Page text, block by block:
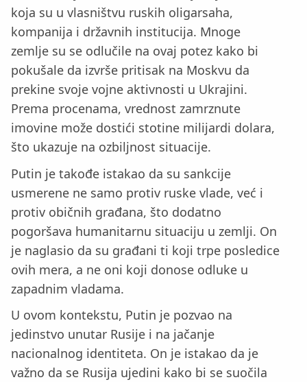
koja su u vlasništvu ruskih oligarsaha,
kompanija i državnih institucija. Mnoge
zemlje su se odlučile na ovaj potez kako bi
pokušale da izvrše pritisak na Moskvu da
prekine svoje vojne aktivnosti u Ukrajini.
Prema procenama, vrednost zamrznute
imovine može dostići stotine milijardi dolara,
što ukazuje na ozbiljnost situacije.
Putin je takođe istakao da su sankcije
usmerene ne samo protiv ruske vlade, već i
protiv običnih građana, što dodatno
pogoršava humanitarnu situaciju u zemlji. On
je naglasio da su građani ti koji trpe posledice
ovih mera, a ne oni koji donose odluke u
zapadnim vladama.
U ovom kontekstu, Putin je pozvao na
jedinstvo unutar Rusije i na jačanje
nacionalnog identiteta. On je istakao da je
važno da se Rusija ujedini kako bi se suočila